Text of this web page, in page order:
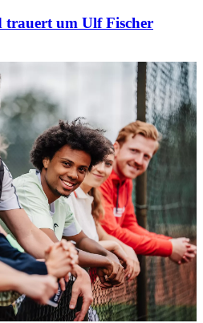
trauert um Ulf Fischer